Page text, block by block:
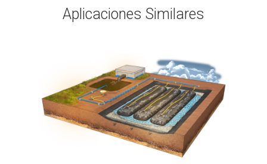
Aplicaciones Similares